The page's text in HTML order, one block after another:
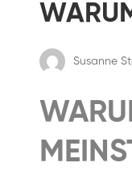
Susanne